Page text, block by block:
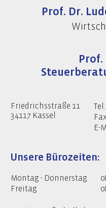
Prof. Dr.
Friedrichsstraße 11
34117 Kassel
Tel.:
Fax
E-
Unsere Bürozeiten:
Montag - Donnerstag
Freitag